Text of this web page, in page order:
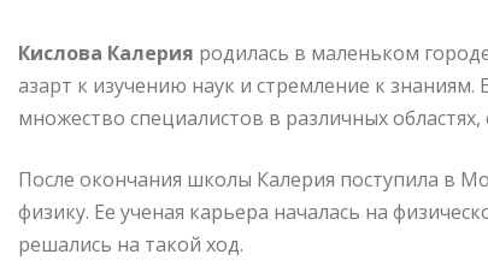
Кислова Калерия родилась в маленьком
азарт к изучению наук и стремление к
множество специалистов в различных
После окончания школы Калерия поступила в
физику. Ее ученая карьера началась на
решались на такой ход.